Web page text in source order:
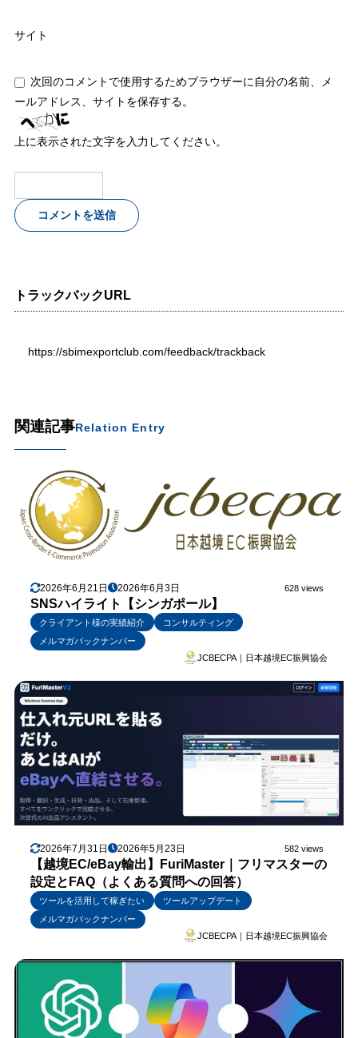
サイト
次回のコメントで使用するためブラウザーに自分の名前、メ
ールアドレス、サイトを保存する。
上に表示された文字を入力してください。
トラックバックURL
https://sbimexportclub.com/feedback/trackback
関連記事Relation Entry
2026年6月21日 2026年6月3日 628 views
SNSハイライト【シンガポール】
クライアント様の実績紹介
コンサルティング
メルマガバックナンバー
JCBECPA｜日本越境EC振興協会
2026年7月31日 2026年5月23日 582 views
【越境EC/eBay輸出】FuriMaster｜フリマスターの
設定とFAQ（よくある質問への回答）
ツールを活用して稼ぎたい
ツールアップデート
メルマガバックナンバー
JCBECPA｜日本越境EC振興協会